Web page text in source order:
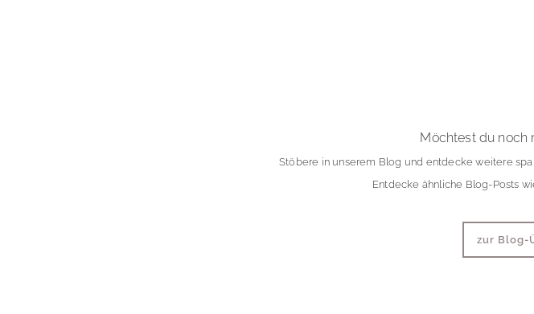
Möchtest du noch
Stöbere in unserem Blog und entdecke weitere
Entdecke ähnliche Blog-Posts
zur Blog-